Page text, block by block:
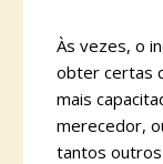
Às vezes, o
obter certas
mais
merecedor,
tantos